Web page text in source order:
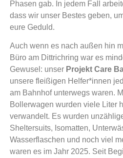
Phasen gab. In jedem Fall
dass wir unser Bestes geben,
eure Geduld.
Auch wenn es nach außen hin
Büro am Dittrichring war es
Gewusel: unser Projekt Care
unsere fleißigen Helfer*innen
am Bahnhof unterwegs waren.
Bollerwagen wurden viele Liter
verwandelt. Es wurden
Sheltersuits, Isomatten,
Wasserflaschen und noch viel
waren es im Jahr 2025. Seit